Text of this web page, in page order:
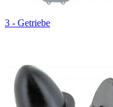
3 - Getriebe